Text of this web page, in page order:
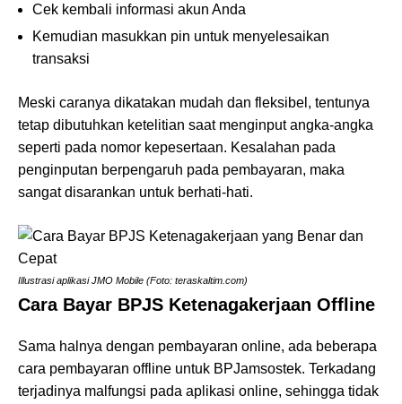
Cek kembali informasi akun Anda
Kemudian masukkan pin untuk menyelesaikan
transaksi
Meski caranya dikatakan mudah dan fleksibel, tentunya
tetap dibutuhkan ketelitian saat menginput angka-angka
seperti pada nomor kepesertaan. Kesalahan pada
penginputan berpengaruh pada pembayaran, maka
sangat disarankan untuk berhati-hati.
Illustrasi aplikasi JMO Mobile (Foto: teraskaltim.com)
Cara Bayar BPJS Ketenagakerjaan Offline
Sama halnya dengan pembayaran online, ada beberapa
cara pembayaran offline untuk BPJamsostek. Terkadang
terjadinya malfungsi pada aplikasi online, sehingga tidak